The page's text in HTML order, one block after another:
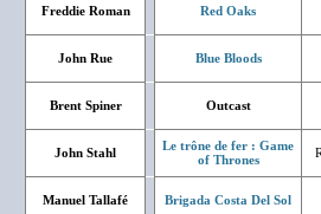
Freddie Roman Red Oaks
John Rue Blue Bloods
Brent Spiner Outcast
John Stahl
Le trône de fer : Game
of Thrones
Manuel Tallafé Brigada Costa Del Sol